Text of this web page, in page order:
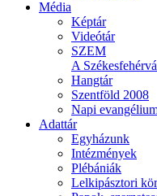
Média
Képtár
Videótár
SZEM
A
Hangtár
Szentföld 2008
Napi
Adattár
Egyházunk
Intézmények
Plébániák
Lelkipásztori